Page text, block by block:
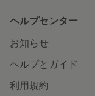
ヘルプセンター
お知らせ
ヘルプとガイド
利用規約